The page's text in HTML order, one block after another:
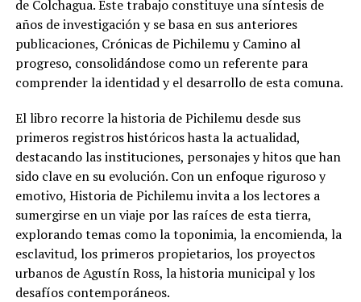
de Colchagua. Este trabajo constituye una síntesis de
años de investigación y se basa en sus anteriores
publicaciones, Crónicas de Pichilemu y Camino al
progreso, consolidándose como un referente para
comprender la identidad y el desarrollo de esta comuna.
El libro recorre la historia de Pichilemu desde sus
primeros registros históricos hasta la actualidad,
destacando las instituciones, personajes y hitos que han
sido clave en su evolución. Con un enfoque riguroso y
emotivo, Historia de Pichilemu invita a los lectores a
sumergirse en un viaje por las raíces de esta tierra,
explorando temas como la toponimia, la encomienda, la
esclavitud, los primeros propietarios, los proyectos
urbanos de Agustín Ross, la historia municipal y los
desafíos contemporáneos.